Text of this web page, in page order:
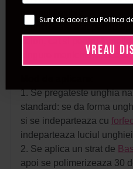
fie unul flexibil;
- sunt ideale atat pentru
singure manichiura, acasa.
1. Se pregateste unghia
standard: se da forma
si se indeparteaza cu
indeparteaza luciul
2. Se aplica un strat de
apoi se polimerizeaza 30
Sunt de acord cu Politica
VREAU